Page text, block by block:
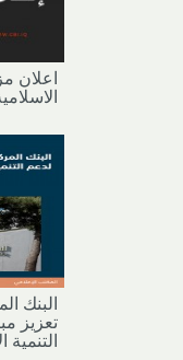
اعلان
البنك
تعزيز